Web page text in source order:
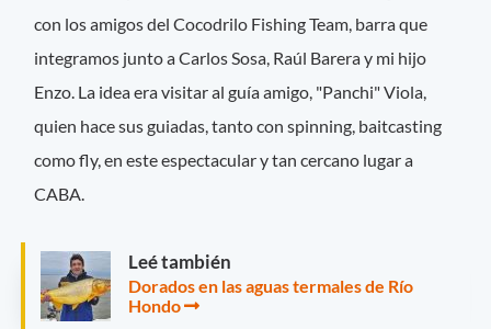
con los amigos del Cocodrilo Fishing Team, barra que
integramos junto a Carlos Sosa, Raúl Barera y mi hijo
Enzo. La idea era visitar al guía amigo, "Panchi" Viola,
quien hace sus guiadas, tanto con spinning, baitcasting
como fly, en este espectacular y tan cercano lugar a
CABA.
Leé también
Dorados en las aguas termales de Río
Hondo